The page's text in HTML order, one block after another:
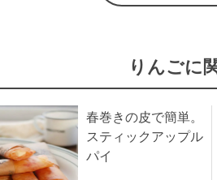
りんごに
春巻きの皮で簡単。
スティックアップル
パイ